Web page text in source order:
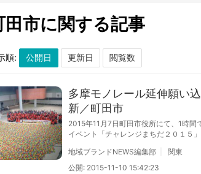
田市に関する記事
順:
多摩モノレール延伸願い
新／町田市
2015年11月7日町田市役所にて、1時
イベント「チャレンジまちだ２０１５」
地域ブランドNEWS編集部
関東
公開: 2015-11-10 15:42:23